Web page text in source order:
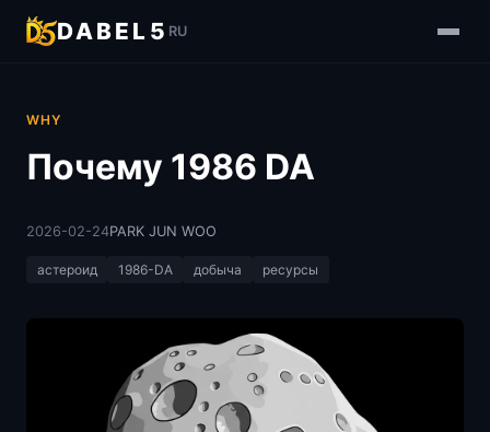
DABEL5 RU
WHY
Почему 1986 DA
2026-02-24PARK JUN WOO
астероид 1986-DA добыча ресурсы